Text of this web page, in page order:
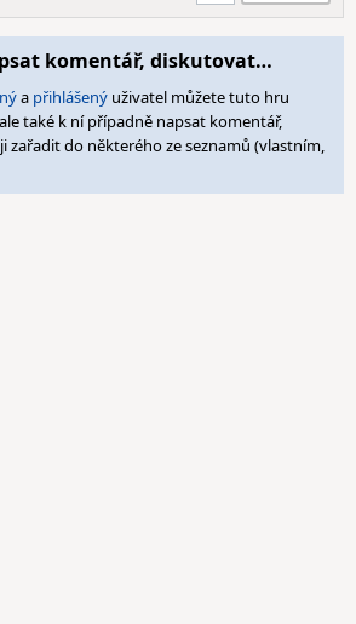
komentář, diskutovat…
a přihlášený uživatel můžete tuto hru
také k ní případně napsat komentář,
zařadit do některého ze seznamů (vlastním,